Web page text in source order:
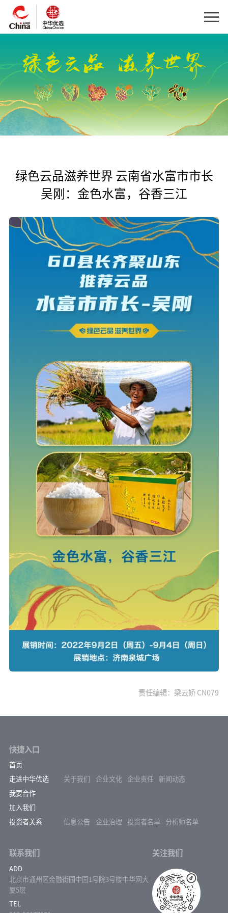
绿色云品滋养世界 云南省水富市市长
吴刚：金色水富，谷香三江
责任编辑：梁云娇 CN079
快捷入口
首页
走进中华优选
关于我们 企业文化 企业责任 新闻动态
我要合作
加入我们
投资者关系
信息公告 企业治理 投资者名单 分析师名单
联系我们
ADD
北京市通州区金融街园中园1号院3号楼中华网大
厦5层
TEL
关注我们